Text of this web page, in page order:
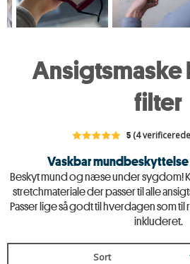
Ansigtsmaske
filter
5(4
Vaskbar
Beskyt mund og næse under sygdom!
stretchmateriale der passer til alle
Passer lige så godt til hverdagen som til
inkluderet.
Sort